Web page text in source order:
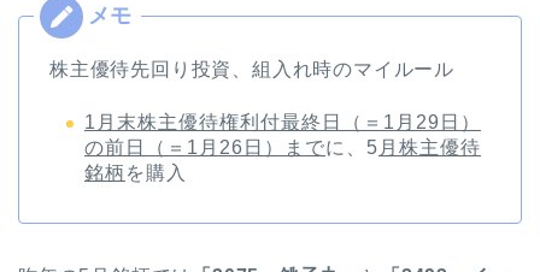
株主優待先回り投資、組入れ時のマイルール
1月末株主優待権利付最終日（＝1月29日）
の前日（＝1月26日）までに、5 月株主優待
銘柄 を購入